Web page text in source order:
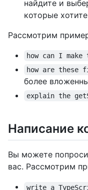
найдите и
которые
Рассмотрим
how can I
how are these
более
explain the
Написание
Вы можете
вас. Рассмотрим
write a